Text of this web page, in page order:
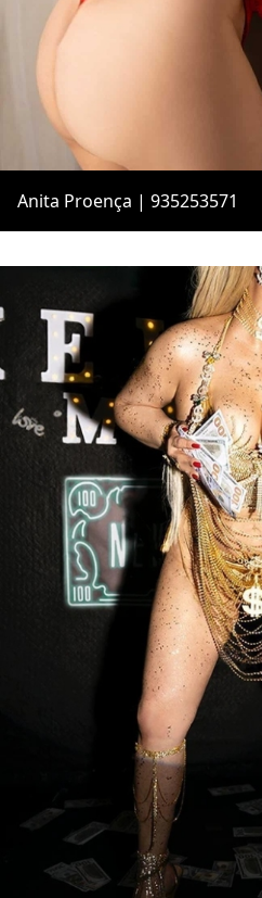
Anita Proença | 935253571